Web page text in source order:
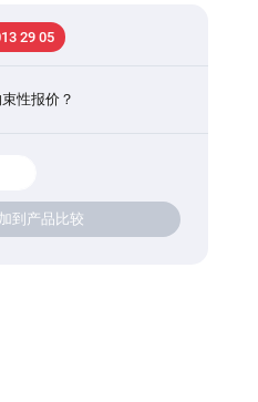
29 05
性报价？
到产品比较